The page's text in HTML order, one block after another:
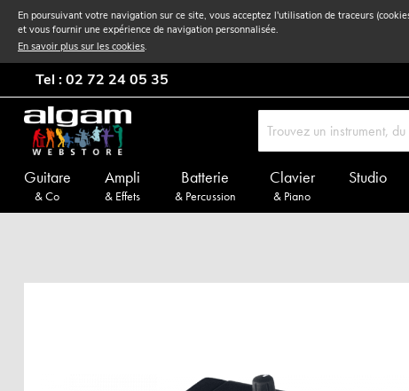
En poursuivant votre navigation sur ce site, vous acceptez l'utilisation de traceurs
et vous fournir une expérience de navigation personnalisée.
En savoir plus sur les cookies.
Tel : 02 72 24 05 35
Guitare
& Co
Ampli
& Effets
Batterie
& Percussion
Clavier
& Piano
Studio